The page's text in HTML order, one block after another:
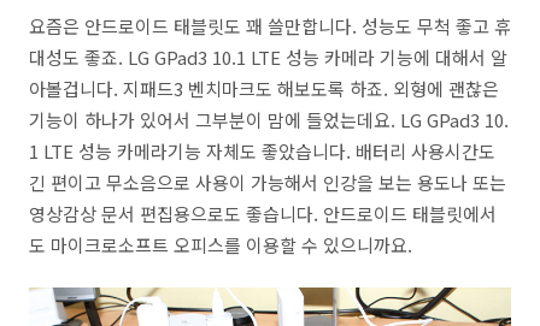
요즘은 안드로이드 태블릿도 꽤 쓸만합니다. 성능도 무척 좋고 휴
대성도 좋죠. LG GPad3 10.1 LTE 성능 카메라 기능에 대해서 알
아볼겁니다. 지패드3 벤치마크도 해보도록 하죠. 외형에 괜찮은
기능이 하나가 있어서 그부분이 맘에 들었는데요. LG GPad3 10.
1 LTE 성능 카메라기능 자체도 좋았습니다. 배터리 사용시간도
긴 편이고 무소음으로 사용이 가능해서 인강을 보는 용도나 또는
영상감상 문서 편집용으로도 좋습니다. 안드로이드 태블릿에서
도 마이크로소프트 오피스를 이용할 수 있으니까요.